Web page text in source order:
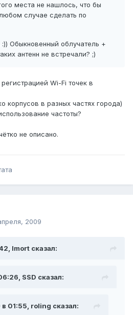
места не нашлось, что бы
случае сделать по
:)) Обыкновенный облучатель +
антенн не встречали? ;)
Wi-Fi точек в
корпусов в разных частях города)
частоты?
не описано.
2009
Imort сказал:
SSD сказал:
01:55, roling сказал: